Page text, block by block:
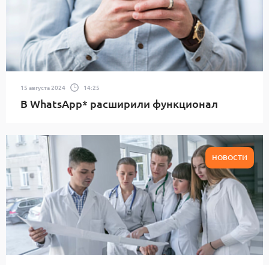
15 августа 2024 14:25
В WhatsApp* расширили функционал
НОВОСТИ